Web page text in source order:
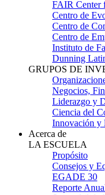
FAIR Center
Centro de
Centro de
Centro de
Instituto de
Dunning
GRUPOS DE
Negocios,
Liderazgo y
Ciencia del
Innovación y
Acerca de
LA ESCUELA
Propósito
Consejos y
EGADE 30
Reporte